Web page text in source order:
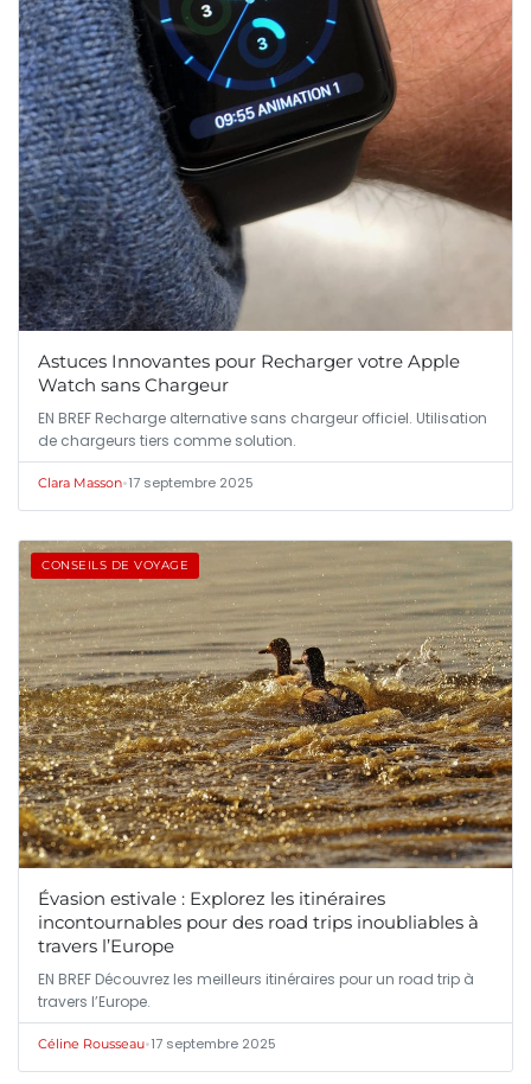
Astuces Innovantes pour Recharger votre Apple
Watch sans Chargeur
EN BREF Recharge alternative sans chargeur officiel. Utilisation
de chargeurs tiers comme solution.
Clara Masson•17 septembre 2025
CONSEILS DE VOYAGE
Évasion estivale : Explorez les itinéraires
incontournables pour des road trips inoubliables à
travers l’Europe
EN BREF Découvrez les meilleurs itinéraires pour un road trip à
travers l’Europe.
Céline Rousseau•17 septembre 2025